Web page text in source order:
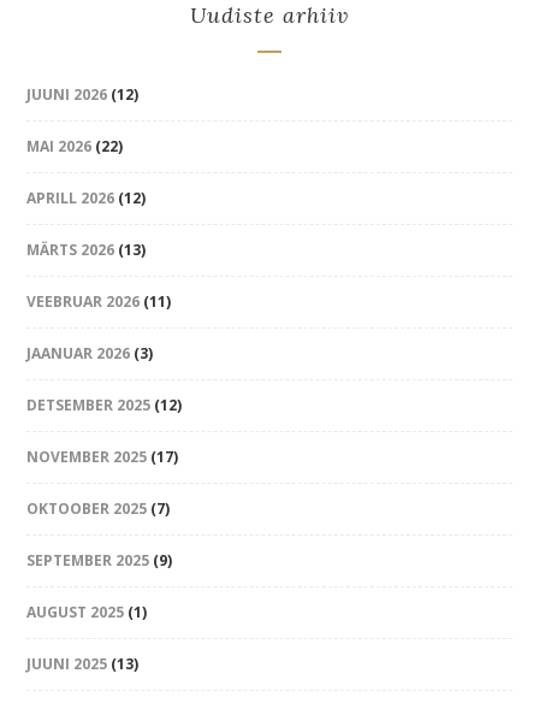
Uudiste arhiiv
JUUNI 2026 (12)
MAI 2026 (22)
APRILL 2026 (12)
MÄRTS 2026 (13)
VEEBRUAR 2026 (11)
JAANUAR 2026 (3)
DETSEMBER 2025 (12)
NOVEMBER 2025 (17)
OKTOOBER 2025 (7)
SEPTEMBER 2025 (9)
AUGUST 2025 (1)
JUUNI 2025 (13)